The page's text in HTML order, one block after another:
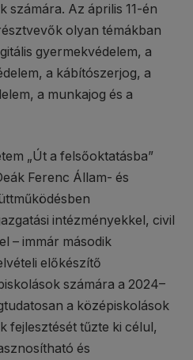
számára. Az április 11-én
olyan témákban
gyermekvédelem, a
a kábítószerjog, a
a munkajog és a
„Út a felsőoktatásba”
Ferenc Állam- és
intézményekkel, civil
– immár második
előkészítő
számára a 2024–
a középiskolások
fejlesztését tűzte ki célul,
és